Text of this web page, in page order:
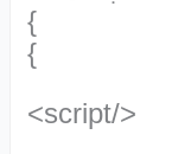
}
}
</script>